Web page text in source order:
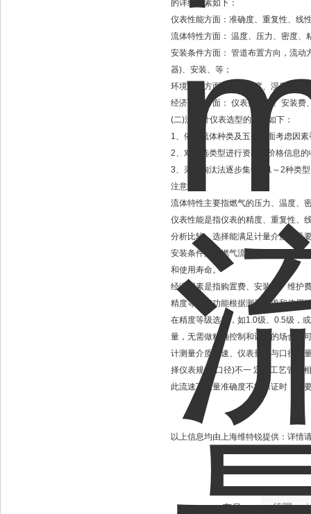
的详细因素如下：
仪表性能方面：准确度、重复性、线
流体特性方面： 温度、压力、密度、
安装条件方面： 管道布置方向，流动
器)、安装、等；
环境条件方面：环境温度、湿度、电
经济因素方面： 仪表购置费、安装费
(二)流量计仪表选型的步骤如下：
1、依据流体种类及五个方面考虑因
2、对初选类型进行资料及价格信息
3、采用淘汰法逐步集中到1～2种类
注意事项
流体特性主要指燃气的压力、温度、
仪表性能是指仪表的精度、重复性、
分析比较，选择能满足计量介质流量
安装条件是指燃气流向、管道走向、
和使用寿命。
经济因素是指购置费、安装费、维护
精度等级和功能根据测量要求和使用
在精度等级选择，如1.0级、0.5级，
量，无需做精确控制和计量的场合，
计测量介质流速、仪表量程与口径测
择仪表规格(口径)不一 定与工艺管道
此流速下测量准确度不能保证时，需
以上信息均由上海维特锐提供：详情
产品：